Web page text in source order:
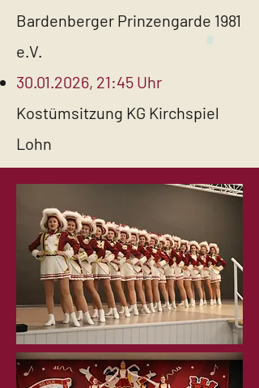
Bardenberger Prinzengarde 1981
e.V.
30.01.2026, 21:45 Uhr
Kostümsitzung KG Kirchspiel
Lohn